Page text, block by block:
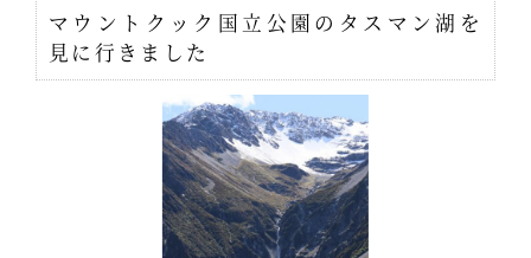
マウントクック国立公園のタスマン湖を
見に行きました